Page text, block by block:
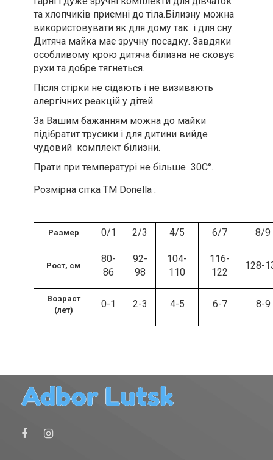
та хлопчиків приємні до тіла.Білизну можна
використовувати як для дому так і для сну.
Дитяча майка має зручну посадку. Завдяки
особливому крою дитяча білизна не сковує
рухи та добре тягнеться.
Після стірки не сідають і не визивають
алергічних реакцій у дітей.
За Вашим бажанням можна до майки
підібратит трусики і для дитини вийде
чудовий комплект білизни.
Прати при температурі не більше 30С°.
Розмірна сітка ТМ Donella :
Размер 0/1 2/3 4/5 6/7 8/9
Рост, см
80-
86
92-
98
104-
110
116-
122
128-
Возраст
(лет)
0-1 2-3 4-5 6-7 8-9